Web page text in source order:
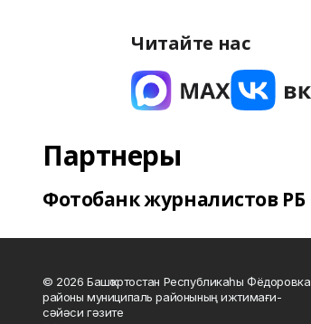
Читайте нас
Партнеры
Фотобанк журналистов РБ
© 2026 Башҡортостан Республикаһы Фёдоровка
районы муниципаль районының ижтимағи-
сәйәси гәзите